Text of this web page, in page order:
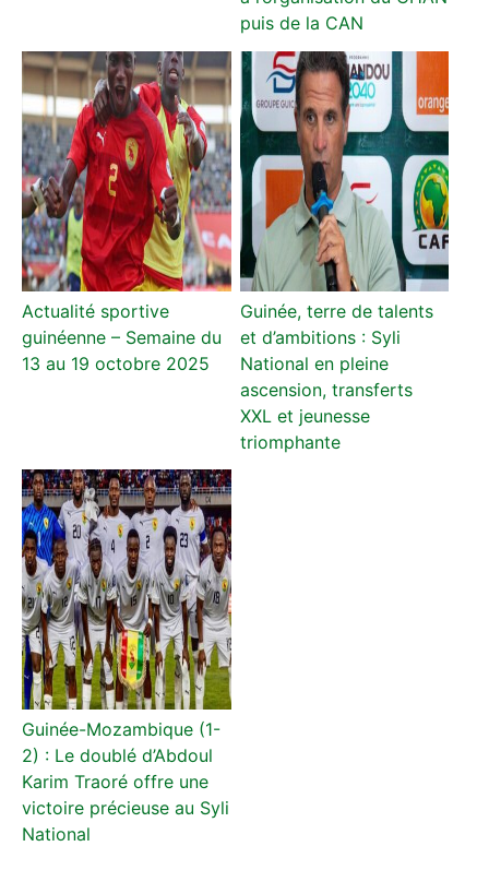
puis de la CAN
Actualité sportive
guinéenne – Semaine du
13 au 19 octobre 2025
Guinée, terre de talents
et d’ambitions : Syli
National en pleine
ascension, transferts
XXL et jeunesse
triomphante
Guinée-Mozambique (1-
2) : Le doublé d’Abdoul
Karim Traoré offre une
victoire précieuse au Syli
National